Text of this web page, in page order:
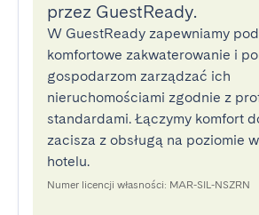
przez GuestReady.
W GuestReady zapewniamy
komfortowe zakwaterowanie i
gospodarzom zarządzać ich
nieruchomościami zgodnie z
standardami. Łączymy komfort
zacisza z obsługą na poziomie
hotelu.
Numer licencji własności: MAR-SIL-NSZRN